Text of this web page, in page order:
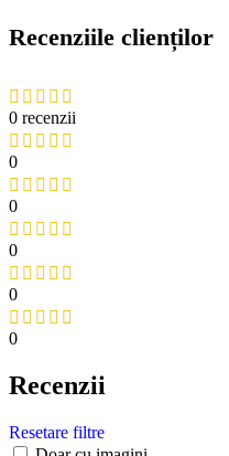
Recenziile clienților
0 recenzii
0
0
0
0
0
Recenzii
Resetare filtre